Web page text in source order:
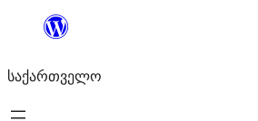
შიგთავსზე
საქართველო